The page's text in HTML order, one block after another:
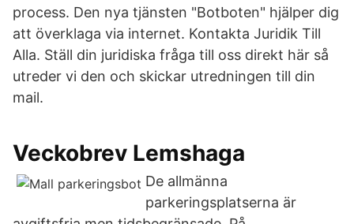
process. Den nya tjänsten "Botboten" hjälper dig
att överklaga via internet. Kontakta Juridik Till
Alla. Ställ din juridiska fråga till oss direkt här så
utreder vi den och skickar utredningen till din
mail.
Veckobrev Lemshaga
De allmänna
parkeringsplatserna är